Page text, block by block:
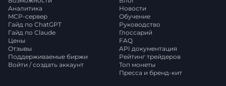
Аналитика
MCP-сервер
Гайд по ChatGPT
Гайд по Claude
Цены
Отзывы
Поддерживаемые биржи
Войти / создать аккаунт
Новости
Обучение
Руководство
Глоссарий
FAQ
API документация
Рейтинг трейдеров
Топ монеты
Пресса и бренд-кит